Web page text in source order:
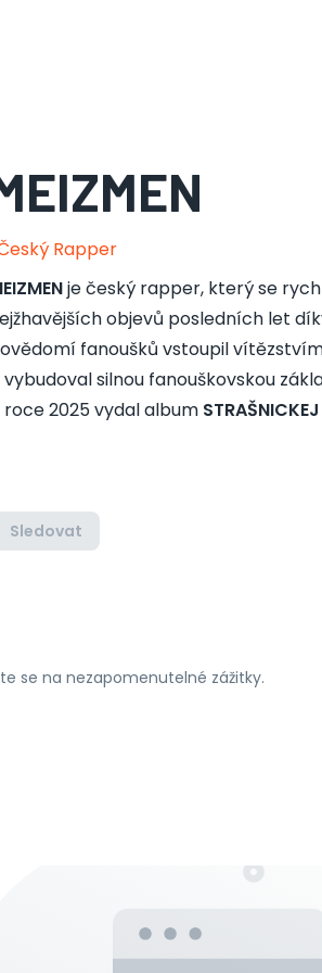
Rapper
je český rapper, který se
objevů posledních let
fanoušků vstoupil
vybudoval silnou fanouškovskou
roce 2025 vydal album
Sledovat
se na nezapomenutelné zážitky.